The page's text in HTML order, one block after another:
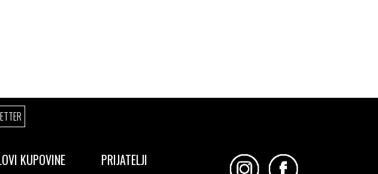
KUPOVINE PRIJATELJI